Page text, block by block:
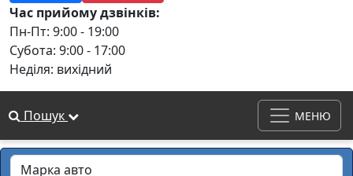
Час прийому дзвінків:
Пн-Пт: 9:00 - 19:00
Субота: 9:00 - 17:00
Неділя: вихідний
Пошук МЕНЮ